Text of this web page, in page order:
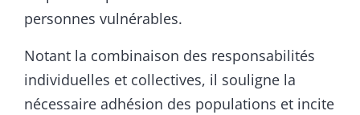
personnes vulnérables.
Notant la combinaison des responsabilités
individuelles et collectives, il souligne la
nécessaire adhésion des populations et incite